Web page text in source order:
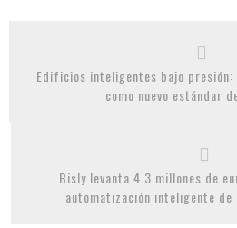
Edificios inteligentes bajo
como nuevo estándar
Bisly levanta 4.3 millones de
automatización inteligente